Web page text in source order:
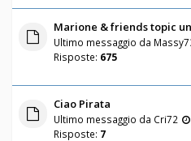
Marione & friends topic
Ultimo messaggio da
Risposte: 675
Ciao Pirata
Ultimo messaggio da Cri72
Risposte: 7